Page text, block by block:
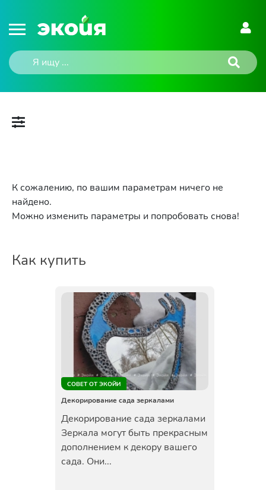
К сожалению, по вашим параметрам ничего не
найдено.
Можно изменить параметры и попробовать снова!
Как купить
СОВЕТ ОТ ЭКОЙИ
Декорирование сада зеркалами
Декорирование сада зеркалами
Зеркала могут быть прекрасным
дополнением к декору вашего
сада. Они...